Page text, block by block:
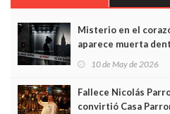
Misterio en el
aparece muerta
edificio y las
10 de May de 2026
Fallece Nicolás
convirtió Casa